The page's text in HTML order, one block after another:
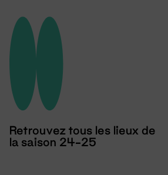
Retrouvez tous les lieux de
la saison 24-25